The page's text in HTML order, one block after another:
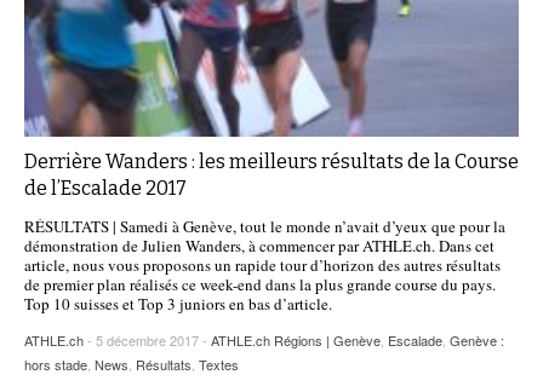
Derrière Wanders : les meilleurs résultats de la Course
de l’Escalade 2017
RÉSULTATS | Samedi à Genève, tout le monde n’avait d’yeux que pour la
démonstration de Julien Wanders, à commencer par ATHLE.ch. Dans cet
article, nous vous proposons un rapide tour d’horizon des autres résultats
de premier plan réalisés ce week-end dans la plus grande course du pays.
Top 10 suisses et Top 3 juniors en bas d’article.
ATHLE.ch- 5 décembre 2017 - ATHLE.ch Régions | Genève Escalade Genève :
hors stade News Résultats Textes